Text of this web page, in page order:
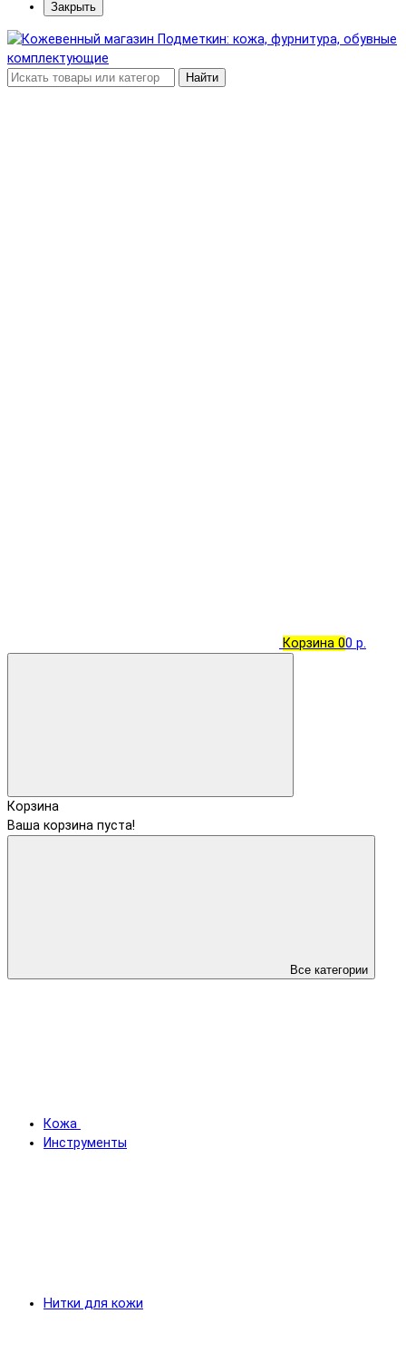
Закрыть
Найти
Корзина 00 р.
Корзина
Ваша корзина пуста!
Все категории
Кожа
Инструменты
Нитки для кожи